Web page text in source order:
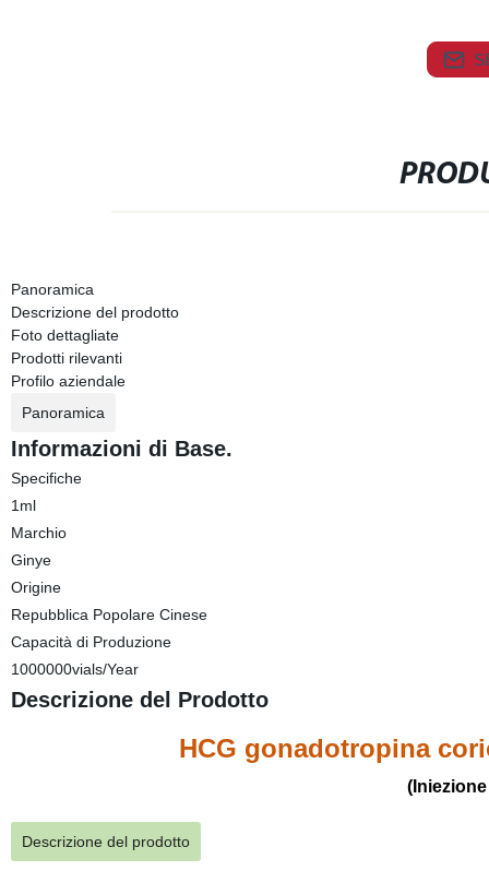
Panoramica
Descrizione del prodotto
Foto dettagliate
Prodotti rilevanti
Profilo aziendale
Panoramica
Informazioni di Base.
Specifiche
1ml
Marchio
Ginye
Origine
Repubblica Popolare Cinese
Capacità di Produzione
1000000vials/Year
Descrizione del Prodotto
HCG gonadotropina
Descrizione del prodotto